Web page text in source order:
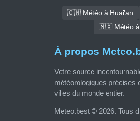
🇨🇳 Météo à Huai'an
🇲🇽 Météo à
À propos
Votre source
météorologiques précises
villes du monde entier.
Meteo.best © 2026. Tous